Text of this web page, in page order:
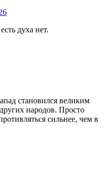
духа нет.
становился великим
народов. Просто
сильнее, чем в